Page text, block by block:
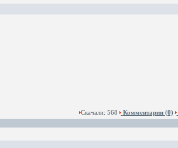
Скачали: 568
Комментарии(0)